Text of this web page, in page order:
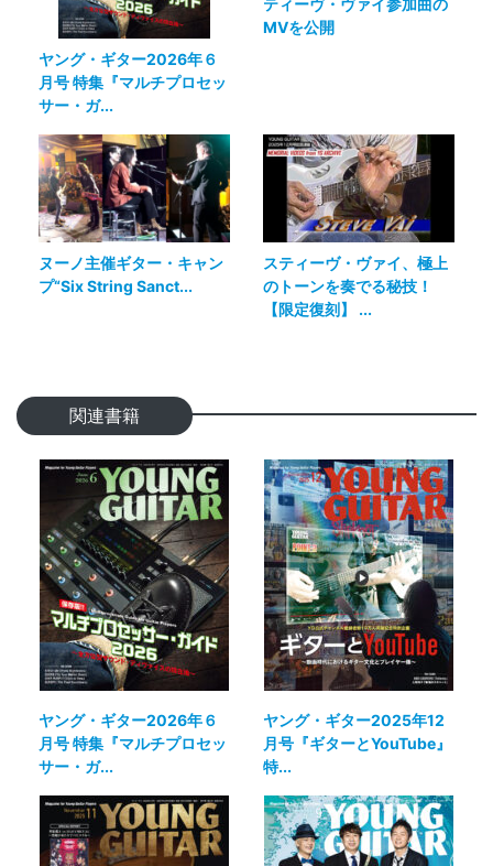
ヤング・ギター2026年６
月号 特集『マルチプロセッ
サー・ガ...
MVを公開
ヌーノ主催ギター・キャン
プ“Six String Sanct...
スティーヴ・ヴァイ、極上
のトーンを奏でる秘技！
【限定復刻】 ...
関連書籍
ヤング・ギター2026年６
月号 特集『マルチプロセッ
サー・ガ...
ヤング・ギター2025年12
月号『ギターとYouTube』
特...